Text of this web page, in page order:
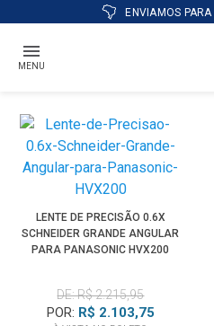
ENVIAMOS PARA
MENU
LENTE DE PRECISÃO 0.6X
SCHNEIDER GRANDE ANGULAR
PARA PANASONIC HVX200
DE: R$ 2.215,95
POR: R$ 2.103,75